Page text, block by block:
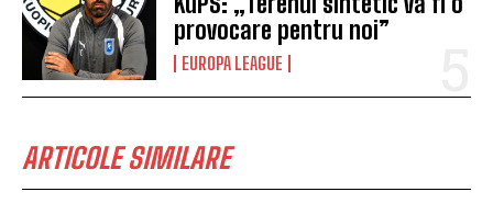
provocare pentru noi”
EUROPA LEAGUE
ARTICOLE SIMILARE